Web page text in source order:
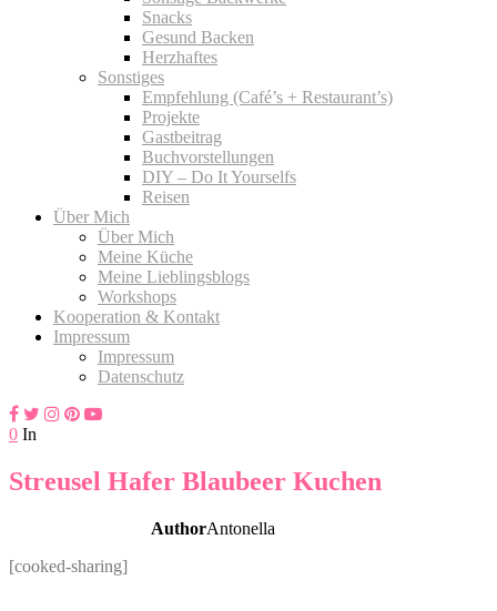
Snacks
Gesund Backen
Herzhaftes
Sonstiges
Empfehlung (Café’s + Restaurant’s)
Projekte
Gastbeitrag
Buchvorstellungen
DIY – Do It Yourselfs
Reisen
Über Mich
Über Mich
Meine Küche
Meine Lieblingsblogs
Workshops
Kooperation & Kontakt
Impressum
Impressum
Datenschutz
0 In
Streusel Hafer Blaubeer Kuchen
AuthorAntonella
[cooked-sharing]